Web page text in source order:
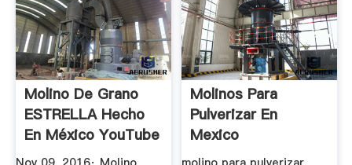
Molino De Grano
ESTRELLA Hecho
En México YouTube
Molinos Para
Pulverizar En
Mexico